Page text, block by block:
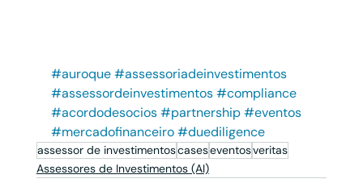
#auroque #assessoriadeinvestimentos
#assessordeinvestimentos #compliance
#acordodesocios #partnership #eventos
#mercadofinanceiro #duediligence
assessor de investimentoscaseseventosveritas
Assessores de Investimentos (AI)